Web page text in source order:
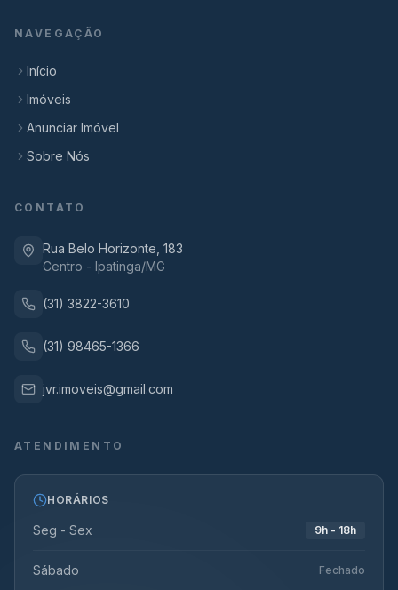
NAVEGAÇÃO
Início
Imóveis
Anunciar Imóvel
Sobre Nós
CONTATO
Rua Belo Horizonte, 183
Centro - Ipatinga/MG
(31) 3822-3610
(31) 98465-1366
jvr.imoveis@gmail.com
ATENDIMENTO
HORÁRIOS
Seg - Sex 9h - 18h
Sábado Fechado